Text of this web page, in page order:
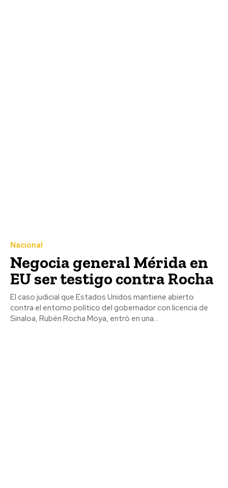
Nacional
Negocia general Mérida en
EU ser testigo contra Rocha
El caso judicial que Estados Unidos mantiene abierto
contra el entorno político del gobernador con licencia de
Sinaloa, Rubén Rocha Moya, entró en una...